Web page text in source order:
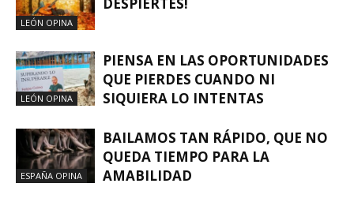
LEÓN OPINA
LEÓN OPINA
PIENSA EN LAS OPORTUNIDADES
QUE PIERDES CUANDO NI
SIQUIERA LO INTENTAS
ESPAÑA OPINA
BAILAMOS TAN RÁPIDO, QUE NO
QUEDA TIEMPO PARA LA
AMABILIDAD